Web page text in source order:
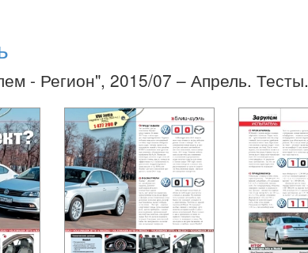
- Регион", 2015/07 – Апрель. Тесты.